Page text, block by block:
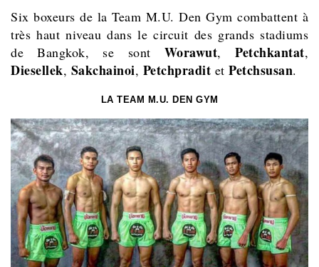
Six boxeurs de la Team M.U. Den Gym combattent à
très haut niveau dans le circuit des grands stadiums
de Bangkok, se sont Worawut, Petchkantat,
Diesellek, Sakchainoi, Petchpradit et Petchsusan.
LA TEAM M.U. DEN GYM